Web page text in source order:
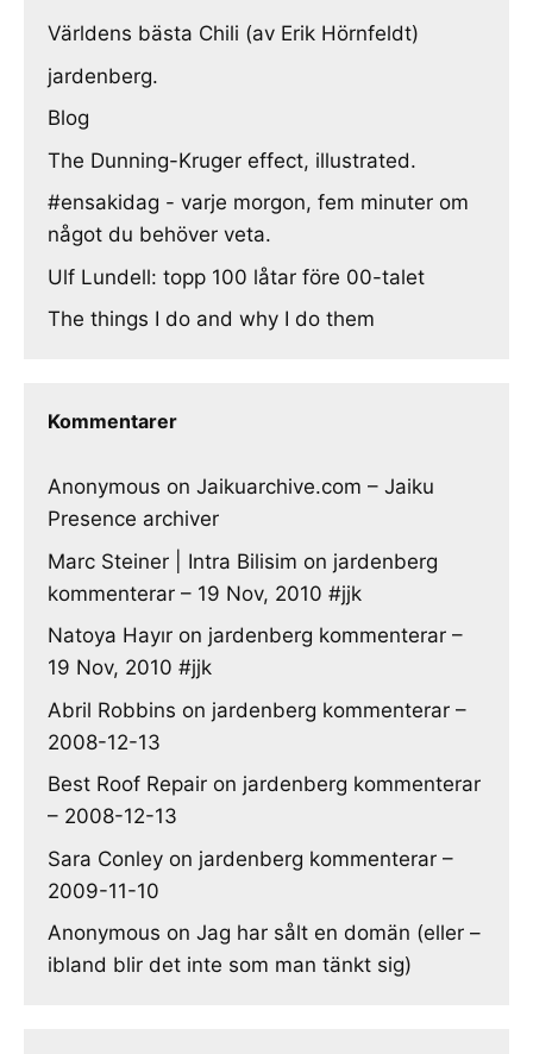
Världens bästa Chili (av Erik Hörnfeldt)
jardenberg.
Blog
The Dunning-Kruger effect, illustrated.
#ensakidag - varje morgon, fem minuter om
något du behöver veta.
Ulf Lundell: topp 100 låtar före 00-talet
The things I do and why I do them
Kommentarer
Anonymous on Jaikuarchive.com – Jaiku
Presence archiver
Marc Steiner | Intra Bilisim on jardenberg
kommenterar – 19 Nov, 2010 #jjk
Natoya Hayır on jardenberg kommenterar –
19 Nov, 2010 #jjk
Abril Robbins on jardenberg kommenterar –
2008-12-13
Best Roof Repair on jardenberg kommenterar
– 2008-12-13
Sara Conley on jardenberg kommenterar –
2009-11-10
Anonymous on Jag har sålt en domän (eller –
ibland blir det inte som man tänkt sig)